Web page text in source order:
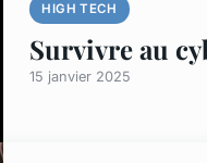
HIGH TECH
Survivre au
15 janvier 2025